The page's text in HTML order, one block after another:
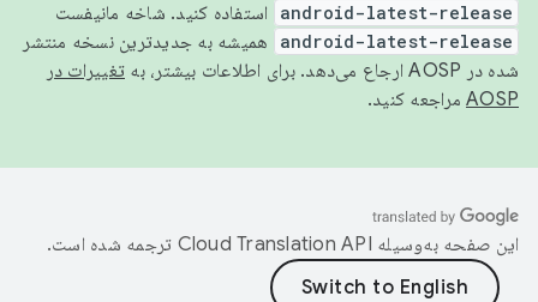
android-latest-release استفاده کنید. شاخه مانیفست
android-latest-release
همیشه به جدیدترین نسخه منتشر
شده در AOSP ارجاع می‌دهد. برای اطلاعات بیشتر، به
تغییرات در
AOSP مراجعه کنید.
این صفحه به‌وسیله ترجمه شده است.